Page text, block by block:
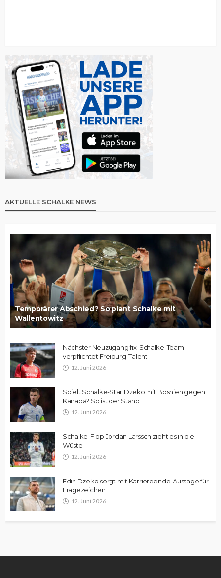
AKTUELLE SCHALKE NEWS
Temporärer Abschied? So plant Schalke mit
Wallentowitz
Nächster Neuzugang fix: Schalke-Team
verpflichtet Freiburg-Talent
12. Juni 2026
Spielt Schalke-Star Dzeko mit Bosnien gegen
Kanada? So ist der Stand
12. Juni 2026
Schalke-Flop Jordan Larsson zieht es in die
Wüste
12. Juni 2026
Edin Dzeko sorgt mit Karriereende-Aussage für
Fragezeichen
12. Juni 2026